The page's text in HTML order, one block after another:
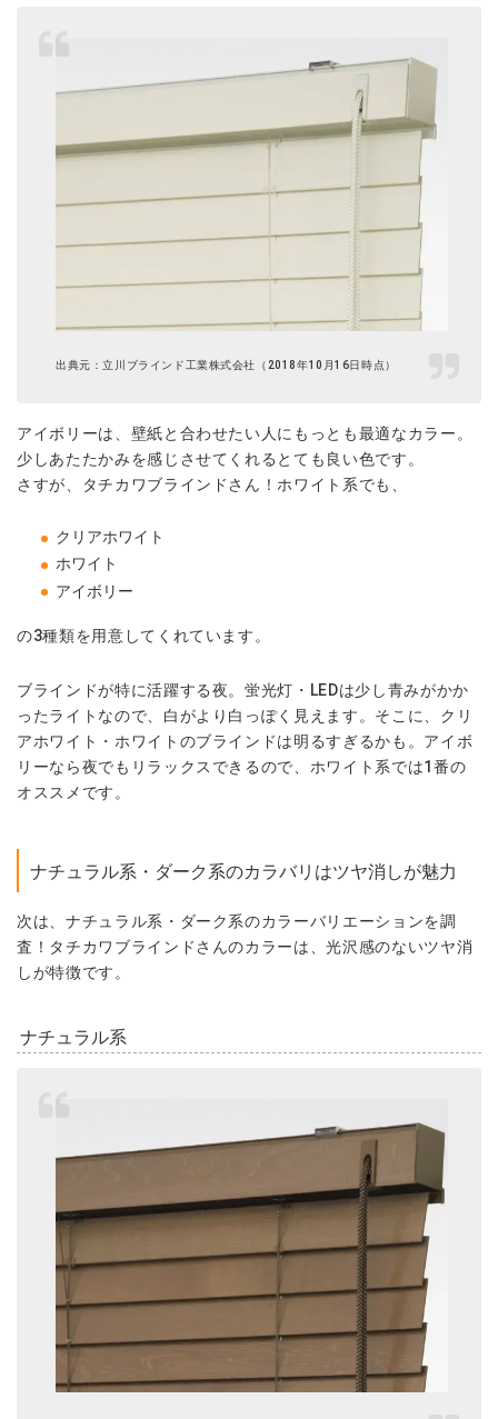
出典元：立川ブラインド工業株式会社（2018年10月16日時点）
アイボリーは、壁紙と合わせたい人にもっとも最適なカラー。
少しあたたかみを感じさせてくれるとても良い色です。
さすが、タチカワブラインドさん！ホワイト系でも、
クリアホワイト
ホワイト
アイボリー
の3種類を用意してくれています。
ブラインドが特に活躍する夜。蛍光灯・LEDは少し青みがかか
ったライトなので、白がより白っぽく見えます。そこに、クリ
アホワイト・ホワイトのブラインドは明るすぎるかも。アイボ
リーなら夜でもリラックスできるので、ホワイト系では1番の
オススメです。
ナチュラル系・ダーク系のカラバリはツヤ消しが魅力
次は、ナチュラル系・ダーク系のカラーバリエーションを調
査！タチカワブラインドさんのカラーは、光沢感のないツヤ消
しが特徴です。
ナチュラル系